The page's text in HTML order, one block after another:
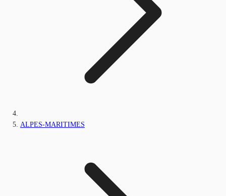
ALPES-MARITIMES